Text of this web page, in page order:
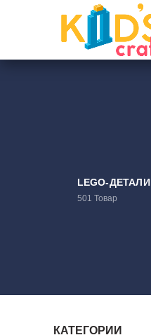
LEGO-ДЕТАЛИ
501 Товар
КАТЕГОРИИ